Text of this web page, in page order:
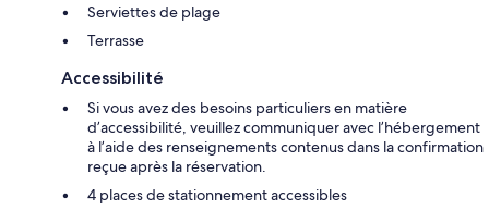
Serviettes de plage
Terrasse
Accessibilité
Si vous avez des besoins particuliers en matière
d’accessibilité, veuillez communiquer avec l’hébergement
à l’aide des renseignements contenus dans la confirmation
reçue après la réservation.
4 places de stationnement accessibles